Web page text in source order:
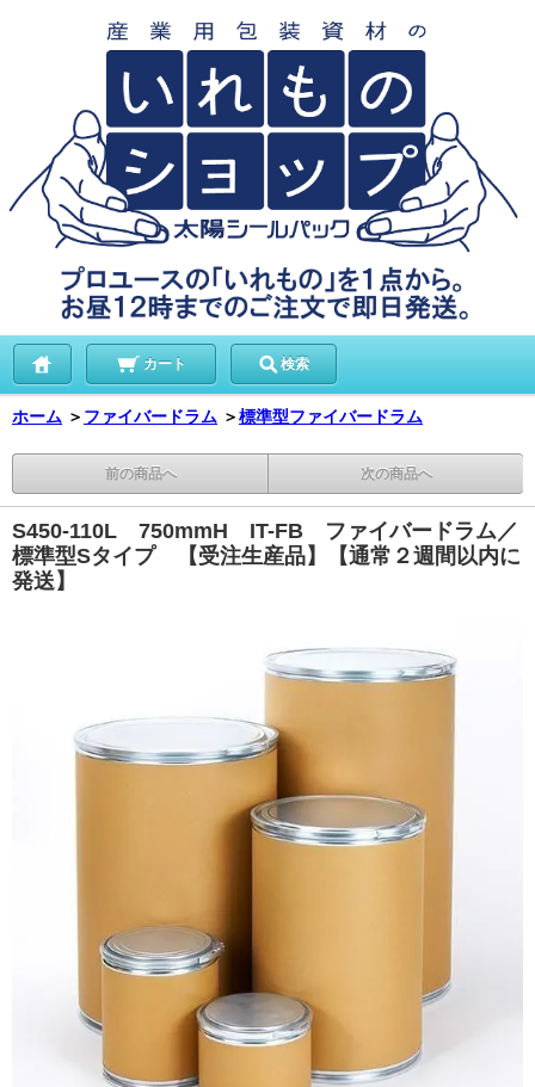
カート 検索
ホーム ＞ ファイバードラム ＞標準型ファイバードラム
前の商品へ 次の商品へ
S450-110L 750mmH IT-FB ファイバードラム／
標準型Sタイプ 【受注生産品】【通常２週間以内に
発送】